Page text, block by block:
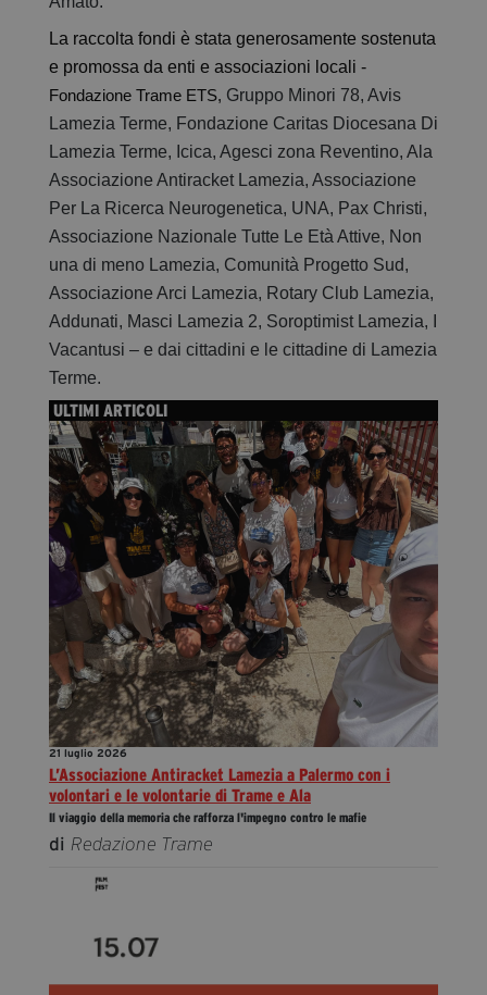
La raccolta fondi è stata generosamente sostenuta
e promossa da enti e associazioni locali -
Fondazione Trame ETS, Gruppo Minori 78, Avis
Lamezia Terme, Fondazione Caritas Diocesana Di
Lamezia Terme, Icica, Agesci zona Reventino, Ala
Associazione Antiracket Lamezia, Associazione
Per La Ricerca Neurogenetica, UNA, Pax Christi,
Associazione Nazionale Tutte Le Età Attive, Non
una di meno Lamezia, Comunità Progetto Sud,
Associazione Arci Lamezia, Rotary Club Lamezia,
Addunati, Masci Lamezia 2, Soroptimist Lamezia, I
Vacantusi – e dai cittadini e le cittadine di Lamezia
Terme.
ULTIMI ARTICOLI
21 luglio 2026
L’Associazione Antiracket Lamezia a Palermo con i
volontari e le volontarie di Trame e Ala
Il viaggio della memoria che rafforza l'impegno contro le mafie
di Redazione Trame